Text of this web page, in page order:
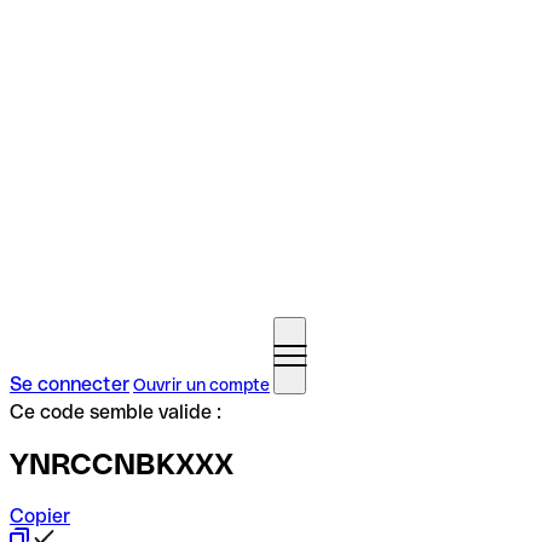
Se connecterOuvrir un compte
Ce code semble valide :
YNRCCNBKXXX
Copier